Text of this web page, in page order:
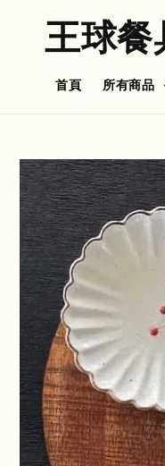
王球餐
首頁 所有商品